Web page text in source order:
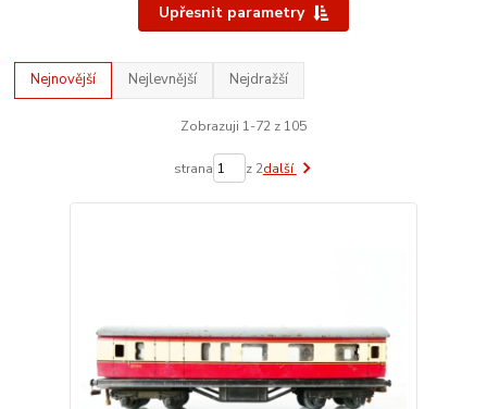
Upřesnit parametry
Nejnovější Nejlevnější Nejdražší
Zobrazuji 1-72 z 105
strana z 2další